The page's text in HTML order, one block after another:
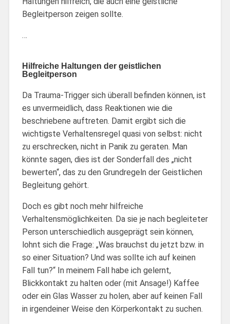
Begleitperson zeigen sollte.
…
Hilfreiche Haltungen der geistlichen
Begleitperson
Da Trauma-Trigger sich überall befinden können, ist
es unvermeidlich, dass Reaktionen wie die
beschriebene auftreten. Damit ergibt sich die
wichtigste Verhaltensregel quasi von selbst: nicht
zu erschrecken, nicht in Panik zu geraten. Man
könnte sagen, dies ist der Sonderfall des „nicht
bewerten“, das zu den Grundregeln der Geistlichen
Begleitung gehört.
Doch es gibt noch mehr hilfreiche
Verhaltensmöglichkeiten. Da sie je nach begleiteter
Person unterschiedlich ausgeprägt sein können,
lohnt sich die Frage: „Was brauchst du jetzt bzw. in
so einer Situation? Und was sollte ich auf keinen
Fall tun?“ In meinem Fall habe ich gelernt,
Blickkontakt zu halten oder (mit Ansage!) Kaffee
oder ein Glas Wasser zu holen, aber auf keinen Fall
in irgendeiner Weise den Körperkontakt zu suchen.